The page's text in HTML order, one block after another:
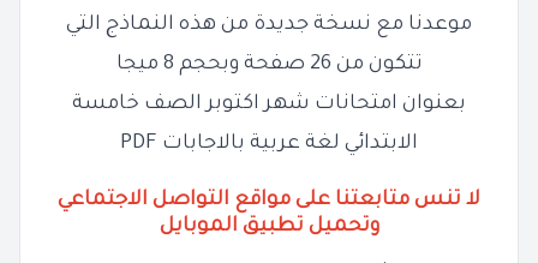
موعدنا مع نسخة جديدة من هذه النماذج التي
تتكون من 26 صفحة وبحجم 8 ميجا
بعنوان امتحانات شهر اكتوبر الصف خامسة
الابتدائي لغة عربية بالاجابات PDF
لا تنس متابعتنا على مواقع التواصل الاجتماعي
وتحميل تطبيق الموبايل